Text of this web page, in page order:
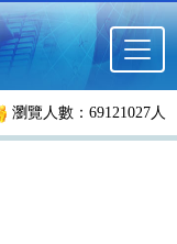
瀏覽人數：69121027人